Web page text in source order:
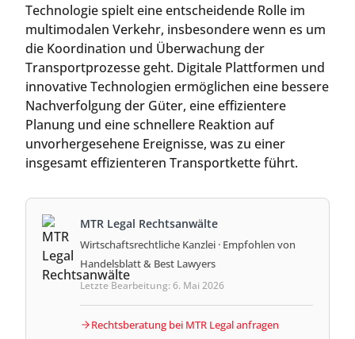
Technologie spielt eine entscheidende Rolle im
multimodalen Verkehr, insbesondere wenn es um
die Koordination und Überwachung der
Transportprozesse geht. Digitale Plattformen und
innovative Technologien ermöglichen eine bessere
Nachverfolgung der Güter, eine effizientere
Planung und eine schnellere Reaktion auf
unvorhergesehene Ereignisse, was zu einer
insgesamt effizienteren Transportkette führt.
MTR Legal Rechtsanwälte
Wirtschaftsrechtliche Kanzlei · Empfohlen von
Handelsblatt & Best Lawyers
Letzte Bearbeitung: 6. Mai 2026
Rechtsberatung bei MTR Legal anfragen